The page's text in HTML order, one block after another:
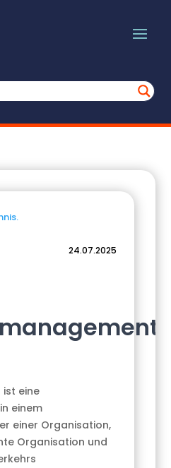
24.07.2025
ist eine
einem
einer Organisation,
Organisation und